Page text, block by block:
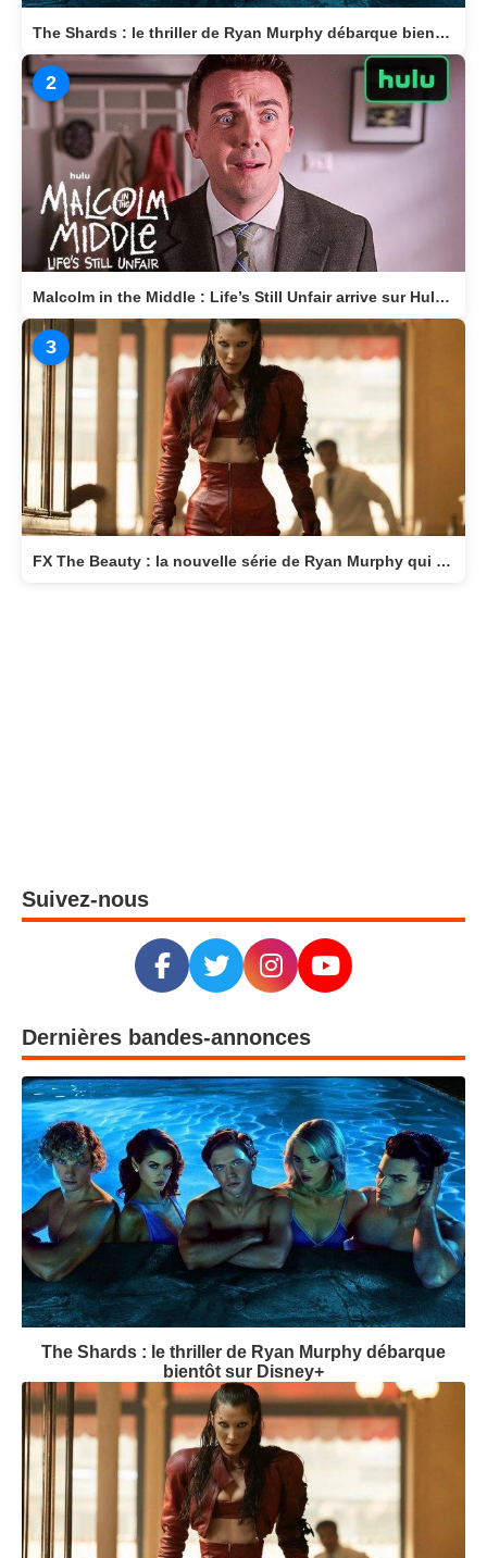
The Shards : le thriller de Ryan Murphy débarque bientôt sur Disney+
2
Malcolm in the Middle : Life’s Still Unfair arrive sur Hulu le 10 avril 2026
3
FX The Beauty : la nouvelle série de Ryan Murphy qui transforme la beauté en arme fatale
Suivez-nous
Dernières bandes-annonces
The Shards : le thriller de Ryan Murphy débarque
bientôt sur Disney+